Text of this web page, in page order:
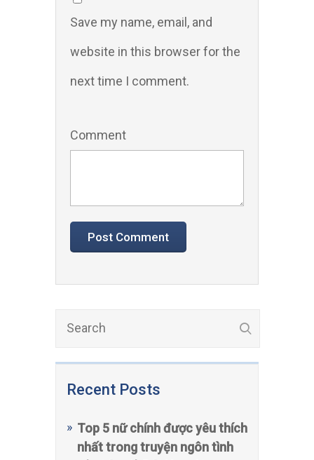
nhất trong truyện ngôn tình
Trường An
next time I comment.
Comment